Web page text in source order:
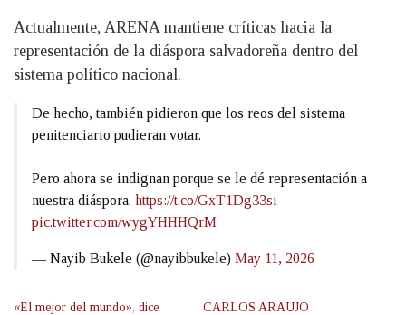
Actualmente, ARENA mantiene críticas hacia la
representación de la diáspora salvadoreña dentro del
sistema político nacional.
De hecho, también pidieron que los reos del sistema
penitenciario pudieran votar.
Pero ahora se indignan porque se le dé representación a
nuestra diáspora. https://t.co/GxT1Dg33si
pic.twitter.com/wygYHHHQrM
— Nayib Bukele (@nayibbukele) May 11, 2026
«El mejor del mundo», dice CARLOS ARAUJO